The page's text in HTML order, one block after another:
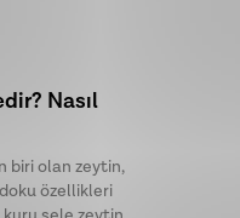
Nasıl
biri olan zeytin,
özellikleri